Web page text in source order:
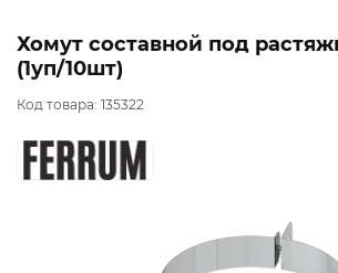
Хомут составной под
(1уп/10шт)
Код товара: 135322